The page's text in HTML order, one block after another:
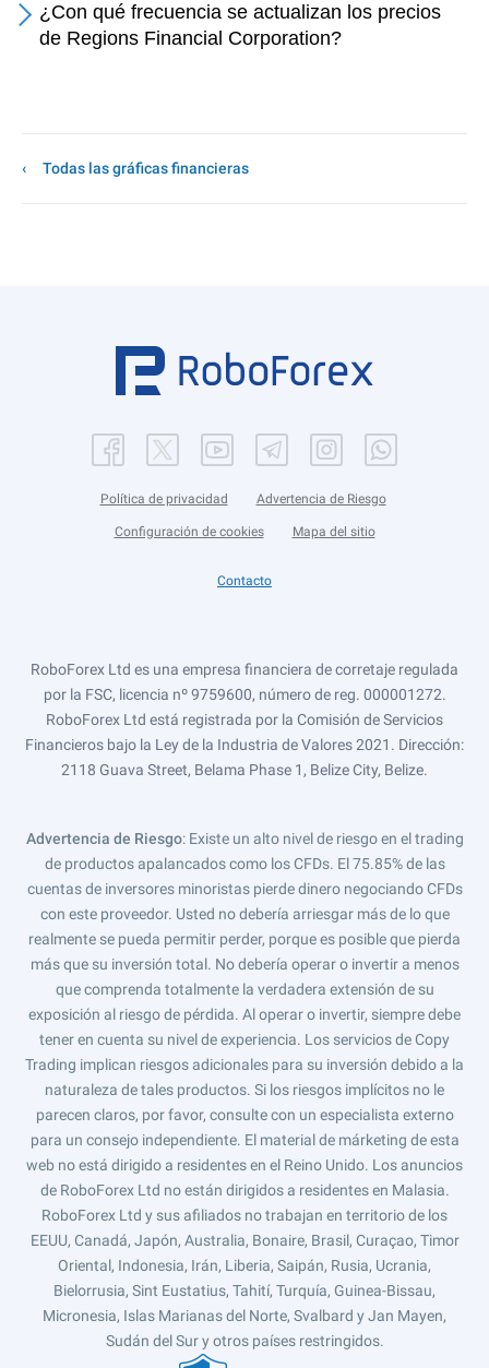
¿Con qué frecuencia se actualizan los precios
de Regions Financial Corporation?
Todas las gráficas financieras
Política de privacidad Advertencia de Riesgo
Configuración de cookies Mapa del sitio
Contacto
RoboForex Ltd es una empresa financiera de corretaje regulada
por la FSC, licencia nº 9759600, número de reg. 000001272.
RoboForex Ltd está registrada por la Comisión de Servicios
Financieros bajo la Ley de la Industria de Valores 2021. Dirección:
2118 Guava Street, Belama Phase 1, Belize City, Belize.
Advertencia de Riesgo: Existe un alto nivel de riesgo en el trading
de productos apalancados como los CFDs. El 75.85% de las
cuentas de inversores minoristas pierde dinero negociando CFDs
con este proveedor. Usted no debería arriesgar más de lo que
realmente se pueda permitir perder, porque es posible que pierda
más que su inversión total. No debería operar o invertir a menos
que comprenda totalmente la verdadera extensión de su
exposición al riesgo de pérdida. Al operar o invertir, siempre debe
tener en cuenta su nivel de experiencia. Los servicios de Copy
Trading implican riesgos adicionales para su inversión debido a la
naturaleza de tales productos. Si los riesgos implícitos no le
parecen claros, por favor, consulte con un especialista externo
para un consejo independiente. El material de márketing de esta
web no está dirigido a residentes en el Reino Unido. Los anuncios
de RoboForex Ltd no están dirigidos a residentes en Malasia.
RoboForex Ltd y sus afiliados no trabajan en territorio de los
EEUU, Canadá, Japón, Australia, Bonaire, Brasil, Curaçao, Timor
Oriental, Indonesia, Irán, Liberia, Saipán, Rusia, Ucrania,
Bielorrusia, Sint Eustatius, Tahití, Turquía, Guinea-Bissau,
Micronesia, Islas Marianas del Norte, Svalbard y Jan Mayen,
Sudán del Sur y otros países restringidos.